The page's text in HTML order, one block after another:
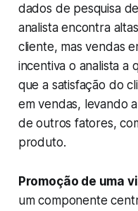
dados de pesquisa
analista encontra
cliente, mas vendas
incentiva o analista a
que a satisfação do
em vendas, levando
de outros fatores,
produto.
Promoção de uma
um componente